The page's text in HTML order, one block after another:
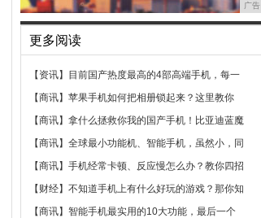
广告
更多阅读
【资讯】
目前国产热度最高的4部高端手机，每一
【商讯】 苹果手机如何把相册锁起来？这里教你
【商讯】 拿什么拯救你我的国产手机！比亚迪蓝魔
【商讯】 全球最小功能机、智能手机，虽然小，同
【商讯】 手机经常卡顿、反应慢怎么办？教你四招
【财经】 不知道手机上有什么好玩的游戏？那你知
【商讯】 智能手机最实用的10大功能，最后一个